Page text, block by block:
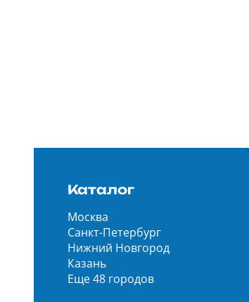
Каталог
Москва
Санкт-Петербург
Нижний Новгород
Казань
Еще 48 городов